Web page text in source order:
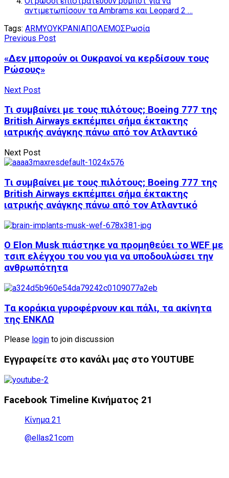
αντιμετωπίσουν τα Ambrams και Leopard 2 …
Tags: ARMYΟΥΚΡΑΝΙΑΠΟΛΕΜΟΣ Ρωσία
Previous Post
«Δεν μπορούν οι Ουκρανοί να κερδίσουν τους
Ρώσους»
Next Post
Τι συμβαίνει με τους πιλότους; Boeing 777 της
British Airways εκπέμπει σήμα έκτακτης
ιατρικής ανάγκης πάνω από τον Ατλαντικό
Next Post
Τι συμβαίνει με τους πιλότους; Boeing 777 της
British Airways εκπέμπει σήμα έκτακτης
ιατρικής ανάγκης πάνω από τον Ατλαντικό
Ο Elon Musk πιάστηκε να προμηθεύει το WEF με
τσιπ ελέγχου του νου για να υποδουλώσει την
ανθρωπότητα
Τα κοράκια γυροφέρνουν και πάλι, τα ακίνητα
της ΕΝΚΛΩ
Please login to join discussion
Εγγραφείτε στο κανάλι μας στο YOUTUBE
Facebook Timeline Κινήματος 21
Κίνημα 21
@ellas21com